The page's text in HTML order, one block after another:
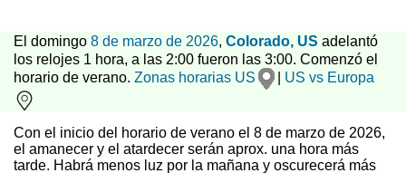
El domingo 8 de marzo de 2026, Colorado, US adelantó
los relojes 1 hora, a las 2:00 fueron las 3:00. Comenzó el
horario de verano. Zonas horarias US US vs Europa
Con el inicio del horario de verano el 8 de marzo de 2026,
el amanecer y el atardecer serán aprox. una hora más
tarde. Habrá menos luz por la mañana y oscurecerá más